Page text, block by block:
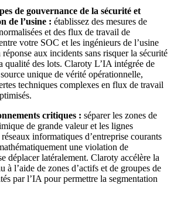
de gouvernance de la sécurité et
de l’usine : établissez des mesures de
et des flux de travail de
votre SOC et les ingénieurs de l’usine
aux incidents sans risquer la sécurité
qualité des lots. Claroty L’IA intégrée de
unique de vérité opérationnelle,
techniques complexes en flux de travail
critiques : séparer les zones de
de grande valeur et les lignes
informatiques d’entreprise courants
une violation de
déplacer latéralement. Claroty accélère la
à l’aide de zones d’actifs et de groupes de
par l’IA pour permettre la segmentation